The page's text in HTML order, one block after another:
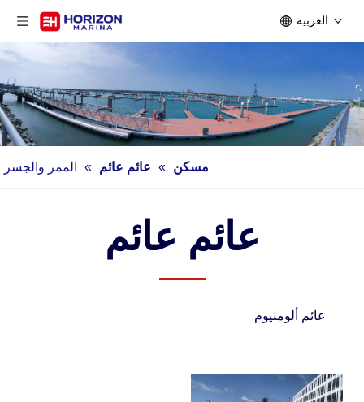
العربية
مسكن » عائم عائم » الممر والجسر
عائم عائم
عائم ألومنيوم